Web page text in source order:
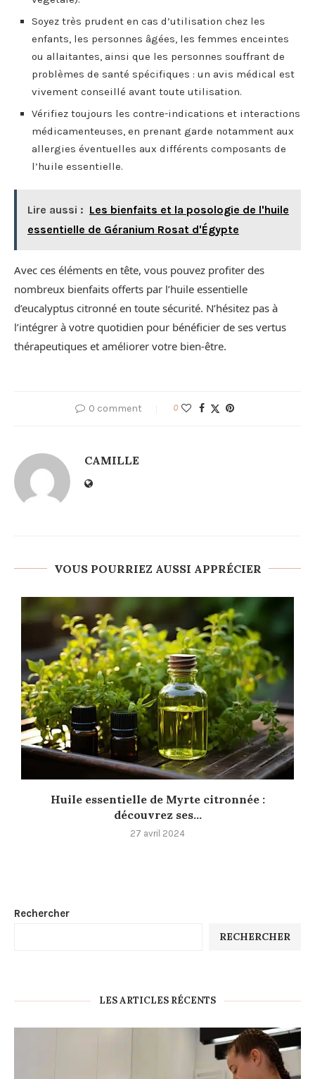
Soyez très prudent en cas d’utilisation chez les
enfants, les personnes âgées, les femmes enceintes
ou allaitantes, ainsi que les personnes souffrant de
problèmes de santé spécifiques : un avis médical est
vivement conseillé avant toute utilisation.
Vérifiez toujours les contre-indications et interactions
médicamenteuses, en prenant garde notamment aux
allergies éventuelles aux différents composants de
l’huile essentielle.
Lire aussi : Les bienfaits et la posologie de l'huile
essentielle de Géranium Rosat d'Égypte
Avec ces éléments en tête, vous pouvez profiter des
nombreux bienfaits offerts par l’huile essentielle
d’eucalyptus citronné en toute sécurité. N’hésitez pas à
l’intégrer à votre quotidien pour bénéficier de ses vertus
thérapeutiques et améliorer votre bien-être.
0 comment 0
CAMILLE
VOUS POURRIEZ AUSSI APPRÉCIER
Huile essentielle de Myrte citronnée :
découvrez ses...
27 avril 2024
Rechercher
RECHERCHER
LES ARTICLES RÉCENTS